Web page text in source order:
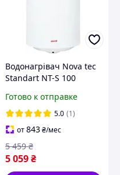
Водонагрівач Nova tec
Standart NT-S 100
Готово к отправке
5.0 (1)
от843₴/мес
5 059₴
5 459 ₴